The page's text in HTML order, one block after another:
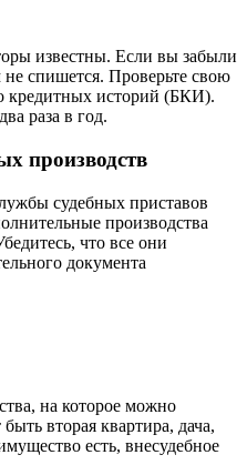
известны. Если вы забыли
не спишется. Проверьте свою
кредитных историй (БКИ).
раза в год.
производств
судебных приставов
производства
что все они
документа
на которое можно
вторая квартира, дача,
есть, внесудебное